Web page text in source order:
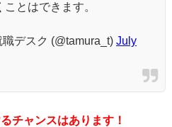
とはできます。
デスク (@tamura_t) July
チャンスはあります！